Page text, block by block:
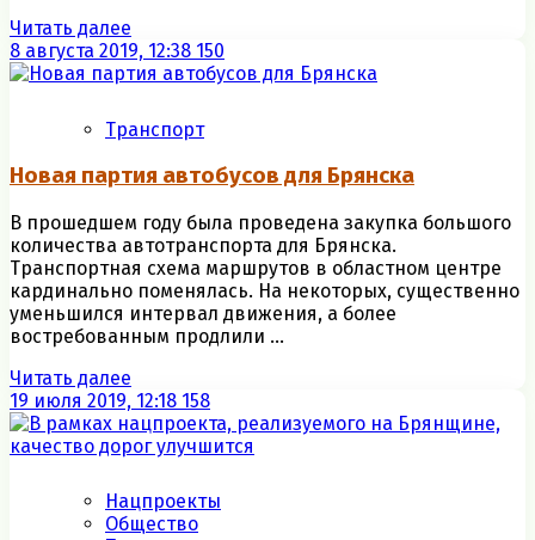
Читать далее
8 августа 2019, 12:38 150
Транспорт
Новая партия автобусов для Брянска
В прошедшем году была проведена закупка большого
количества автотранспорта для Брянска.
Транспортная схема маршрутов в областном центре
кардинально поменялась. На некоторых, существенно
уменьшился интервал движения, а более
востребованным продлили ...
Читать далее
19 июля 2019, 12:18 158
Нацпроекты
Общество